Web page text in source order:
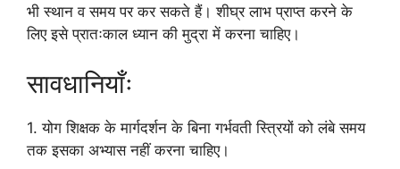
भी स्थान व समय पर कर सकते हैं। शीघ्र लाभ प्राप्त करने के
लिए इसे प्रातःकाल ध्यान की मुद्रा में करना चाहिए।
सावधानियाँः
1. योग शिक्षक के मार्गदर्शन के बिना गर्भवती स्त्रियों को लंबे समय
तक इसका अभ्यास नहीं करना चाहिए।